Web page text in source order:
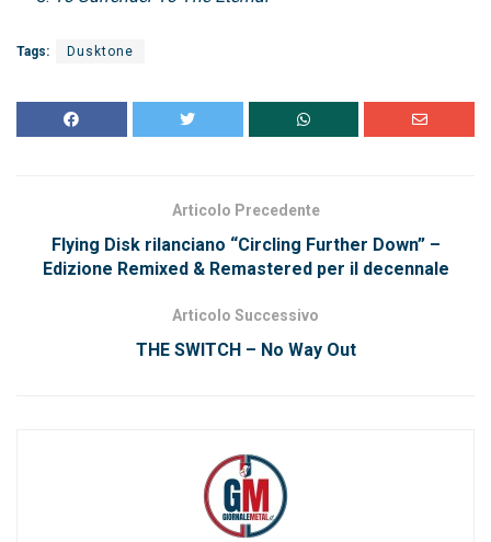
Tags: Dusktone
Articolo Precedente
Flying Disk rilanciano “Circling Further Down” –
Edizione Remixed & Remastered per il decennale
Articolo Successivo
THE SWITCH – No Way Out